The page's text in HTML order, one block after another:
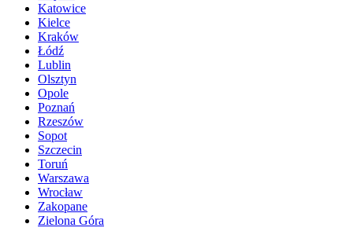
Katowice
Kielce
Kraków
Łódź
Lublin
Olsztyn
Opole
Poznań
Rzeszów
Sopot
Szczecin
Toruń
Warszawa
Wrocław
Zakopane
Zielona Góra